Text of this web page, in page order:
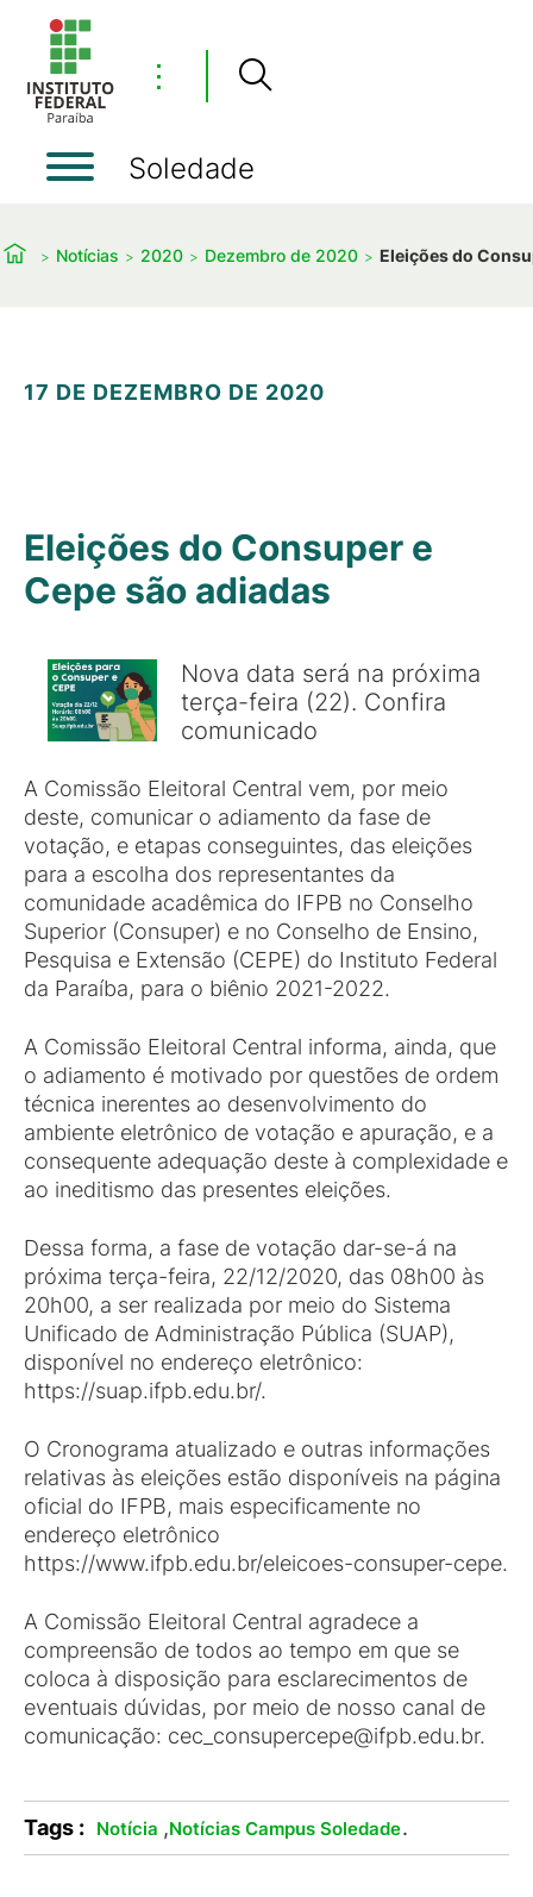
⋮
Soledade
Notícias 2020 Dezembro de 2020 Eleições do
17 DE DEZEMBRO DE 2020
Eleições do Consuper e
Cepe são adiadas
Nova data será na próxima
terça-feira (22). Confira
comunicado
A Comissão Eleitoral Central vem, por meio
deste, comunicar o adiamento da fase de
votação, e etapas conseguintes, das eleições
para a escolha dos representantes da
comunidade acadêmica do IFPB no Conselho
Superior (Consuper) e no Conselho de Ensino,
Pesquisa e Extensão (CEPE) do Instituto Federal
da Paraíba, para o biênio 2021-2022.
A Comissão Eleitoral Central informa, ainda, que
o adiamento é motivado por questões de ordem
técnica inerentes ao desenvolvimento do
ambiente eletrônico de votação e apuração, e a
consequente adequação deste à complexidade e
ao ineditismo das presentes eleições.
Dessa forma, a fase de votação dar-se-á na
próxima terça-feira, 22/12/2020, das 08h00 às
20h00, a ser realizada por meio do Sistema
Unificado de Administração Pública (SUAP),
disponível no endereço eletrônico:
https://suap.ifpb.edu.br/.
O Cronograma atualizado e outras informações
relativas às eleições estão disponíveis na página
oficial do IFPB, mais especificamente no
endereço eletrônico
https://www.ifpb.edu.br/eleicoes-consuper-cepe.
A Comissão Eleitoral Central agradece a
compreensão de todos ao tempo em que se
coloca à disposição para esclarecimentos de
eventuais dúvidas, por meio de nosso canal de
comunicação: cec_consupercepe@ifpb.edu.br.
Tags : Notícia ,Notícias Campus Soledade.